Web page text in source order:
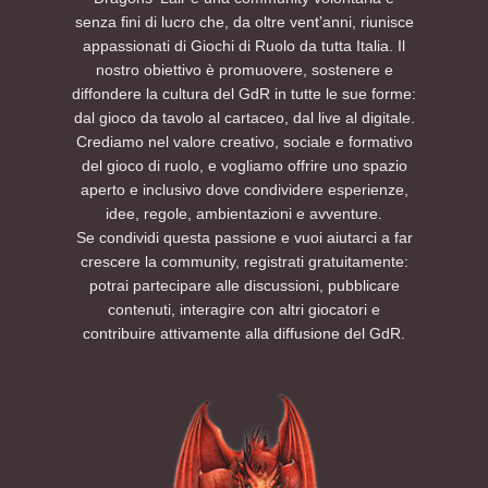
programma quest'anno con il fine di
intrecciare letteratura, mito, ecologia,
fumetto, poesia, filosofia e performance in un
unico spazio culturale. Saranno infatti
presenti molti laboratori e attività didattiche
molto interessanti.
Degno di nota per i membri di D'L che
vorranno parteciparvi è il padiglione
nominato Tenda dei Giochi (The Riddle Pit).
Quest'area è dedicata alle attività di gioco,
dove esperti e neofiti potranno cimentarsi in
sessioni multi-tavolo, partecipare a workshop
tematici, provare nuovi giochi in apposite
sessioni dimostrative, chiacchierare e
divertirsi.
tuo gruppo: penseremo noi a organizzare i
tavoli e a farvi entrare subito nell’atmosfera.
La sessione sarà singola e autoconclusiva,
quindi non è necessario aver partecipato ad
altri eventi AETERNIS per godersi la storia
dall’inizio alla fine.
Per ulteriori informazioni consultate la
sezione FAQ di questo evento. Per esigenze
particolari è possibile contattarci tramite i
nostri canali social.
Non vediamo l’ora di vedervi lì.
Preparatevi a tirare l’iniziativa: tra tortelli,
colline e oscurità… la missione sta per
cominciare.
PRENOTA UN POSTO AL TAVOLO SUL NOSTRO
ed eventi futuri, seguite AETERNIS sui social e
su Eventbrite per ricevere le notifiche di
apertura delle nuove iscrizioni.
senza fini di lucro che, da oltre vent’anni, riunisce
appassionati di Giochi di Ruolo da tutta Italia. Il
nostro obiettivo è promuovere, sostenere e
diffondere la cultura del GdR in tutte le sue forme:
dal gioco da tavolo al cartaceo, dal live al digitale.
Crediamo nel valore creativo, sociale e formativo
del gioco di ruolo, e vogliamo offrire uno spazio
aperto e inclusivo dove condividere esperienze,
idee, regole, ambientazioni e avventure.
Se condividi questa passione e vuoi aiutarci a far
crescere la community, registrati gratuitamente:
potrai partecipare alle discussioni, pubblicare
contenuti, interagire con altri giocatori e
contribuire attivamente alla diffusione del GdR.